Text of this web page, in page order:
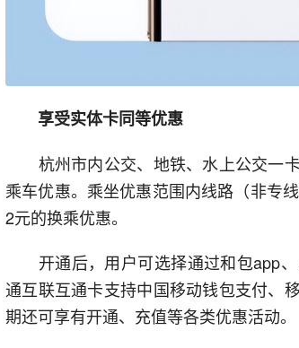
享受实体卡同等优惠
杭州市内公交、地铁、水上公交一
乘车优惠。乘坐优惠范围内线路（非专
2元的换乘优惠。
开通后，用户可选择通过和包app、
通互联互通卡支持中国移动钱包支付、
期还可享有开通、充值等各类优惠活动。